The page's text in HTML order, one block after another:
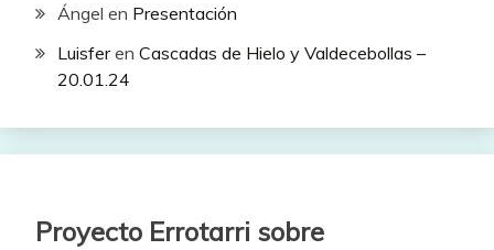
Ángel en Presentación
Luisferen Cascadas de Hielo y Valdecebollas –
20.01.24
Proyecto Errotarri sobre